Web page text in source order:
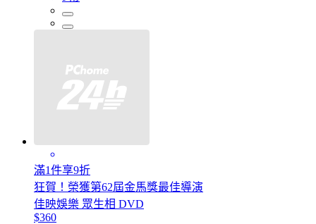
滿1件享9折
狂賀！榮獲第62屆金馬獎最佳導演
佳映娛樂 眾生相 DVD
$360